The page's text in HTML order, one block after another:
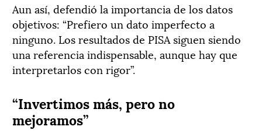
Aun así, defendió la importancia de los datos
objetivos: “Prefiero un dato imperfecto a
ninguno. Los resultados de PISA siguen siendo
una referencia indispensable, aunque hay que
interpretarlos con rigor”.
“Invertimos más, pero no
mejoramos”